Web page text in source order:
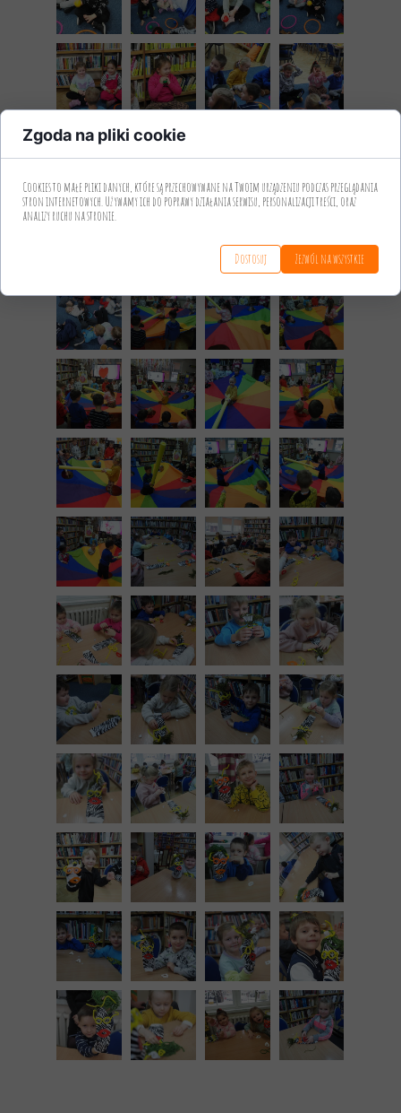
Zgoda na pliki cookie
Cookies to małe pliki danych, które są przechowywane na Twoim urządzeniu podczas przeglądania
stron internetowych. Używamy ich do poprawy działania serwisu, personalizacji treści, oraz
analizy ruchu na stronie.
Dostosuj Zezwól na wszystkie